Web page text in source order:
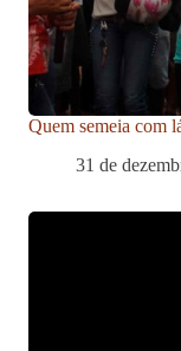
Quem semeia com
31 de